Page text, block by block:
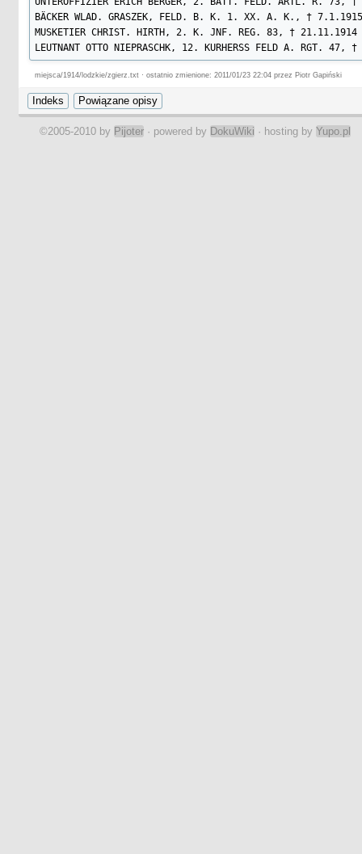
BÄCKER WLAD. GRASZEK, FELD. B. K. 1. XX. A. K., † 7.1.1915
MUSKETIER CHRIST. HIRTH, 2. K. JNF. REG. 83, † 21.11.1914
LEUTNANT OTTO NIEPRASCHK, 12. KURHERSS FELD A. RGT. 47,
miejsca/1914/lodzkie/zgierz.txt · ostatnio zmienione: 2011/01/23 22:04 przez Piotr Gapiński
©2005-2010 by Pijoter · powered by DokuWiki · hosting by Yupo.pl